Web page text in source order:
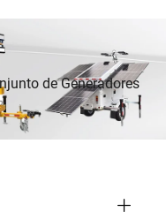
de Generadores